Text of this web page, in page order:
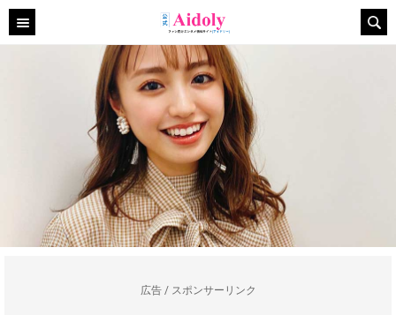
広告 / スポンサーリンク